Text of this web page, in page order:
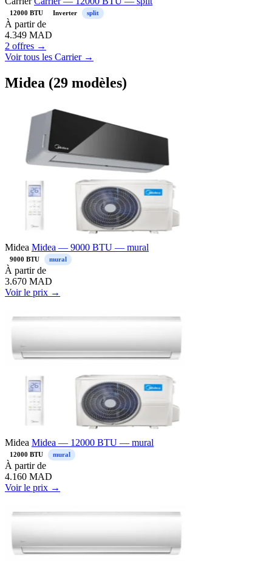
12000 BTU Inverter split
À partir de
4.349 MAD
2 offres →
Voir tous les Carrier →
Midea (29 modèles)
Midea Midea — 9000 BTU — mural
9000 BTU mural
À partir de
3.670 MAD
Voir le prix →
Midea Midea — 12000 BTU — mural
12000 BTU mural
À partir de
4.160 MAD
Voir le prix →